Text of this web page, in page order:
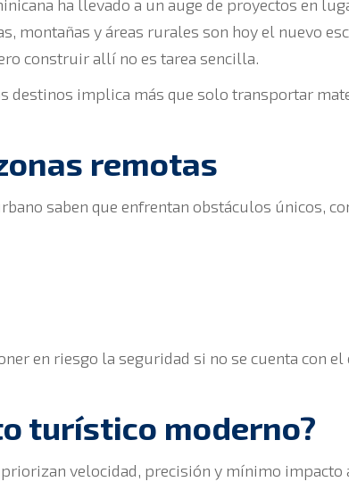
ha llevado a un auge de proyectos en
montañas y áreas rurales son hoy el nuevo
construir allí no es tarea sencilla.
destinos implica más que solo transportar
remotas
saben que enfrentan obstáculos únicos,
en riesgo la seguridad si no se cuenta con
turístico moderno?
velocidad, precisión y mínimo